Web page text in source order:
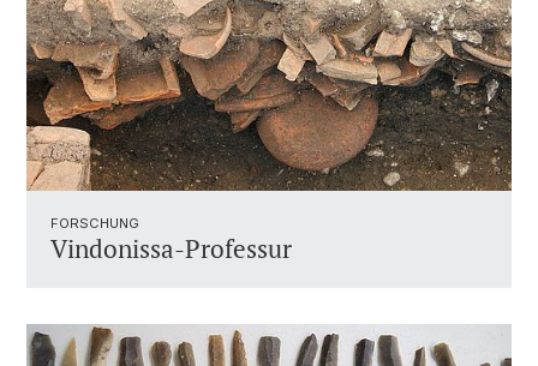
FORSCHUNG
Vindonissa-Professur